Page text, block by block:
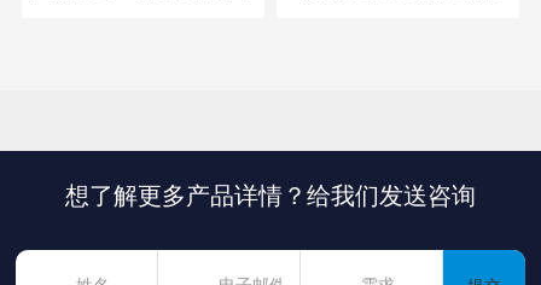
想了解更多产品详情？给我们发送咨询